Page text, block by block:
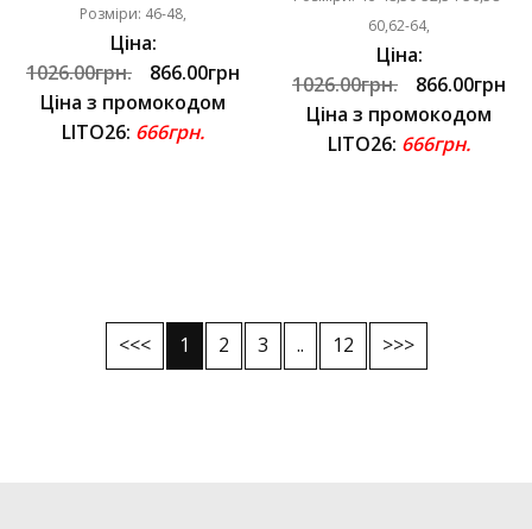
Розміри: 46-48,
Ціна:
1026.00грн.
866.00грн
Ціна з промокодом
LITO26: 666грн.
60,62-64,
Ціна:
1026.00грн.
866.00грн
Ціна з промокодом
LITO26: 666грн.
<<< 1 2 3 .. 12 >>>